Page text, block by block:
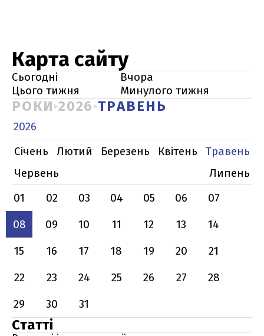
Карта сайту
Сьогодні
Вчора
Цього тижня
Минулого тижня
РОКИ 2026 ТРАВЕНЬ
2026
Січень
Лютий Березень Квітень
Травень
Червень
Липень
01
02 03 04 05 06
07
08
09 10 11 12 13
14
15
16 17 18 19 20
21
22
23 24 25 26 27
28
29
30 31
Статті